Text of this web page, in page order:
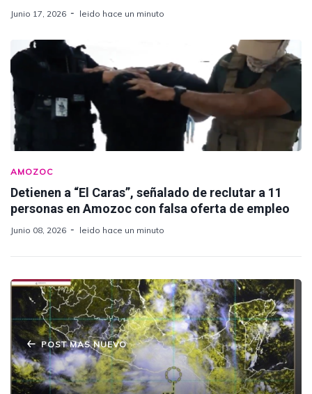
Junio 17, 2026 leido hace un minuto
AMOZOC
Detienen a “El Caras”, señalado de reclutar a 11
personas en Amozoc con falsa oferta de empleo
Junio 08, 2026 leido hace un minuto
POST MAS NUEVO
Generará fenómeno “Once-E” fuertes lluvias
en Puebla